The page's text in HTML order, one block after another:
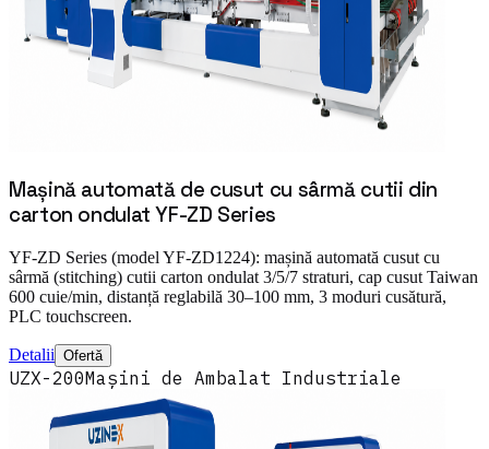
Mașină automată de cusut cu sârmă cutii din
carton ondulat YF-ZD Series
YF-ZD Series (model YF-ZD1224): mașină automată cusut cu
sârmă (stitching) cutii carton ondulat 3/5/7 straturi, cap cusut Taiwan
600 cuie/min, distanță reglabilă 30–100 mm, 3 moduri cusătură,
PLC touchscreen.
Detalii Ofertă
UZX-200Mașini de Ambalat Industriale